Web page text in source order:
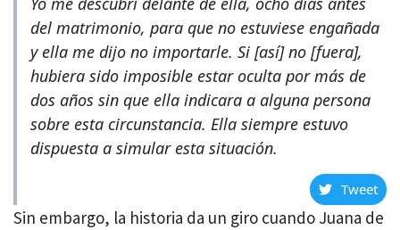
del matrimonio, para que no estuviese engañada
y ella me dijo no importarle. Si [así] no [fuera],
hubiera sido imposible estar oculta por más de
dos años sin que ella indicara a alguna persona
sobre esta circunstancia. Ella siempre estuvo
dispuesta a simular esta situación.
Tweet
Sin embargo, la historia da un giro cuando Juana de